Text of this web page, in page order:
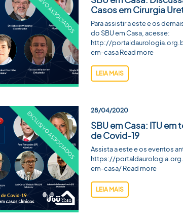
Casos em Cirurgia
Para assistir a este e os
do SBU em Casa, acesse:
http://
em-casa Read more
LEIA MAIS
28/04/2020
SBU em Casa: ITU em
de Covid-19
Assista a este e os eventos
https://
em-casa/ Read more
LEIA MAIS